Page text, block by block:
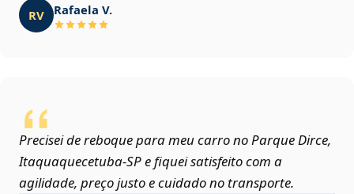
RV Rafaela V.
Precisei de reboque para meu carro no Parque Dirce,
Itaquaquecetuba‑SP e fiquei satisfeito com a
agilidade, preço justo e cuidado no transporte.